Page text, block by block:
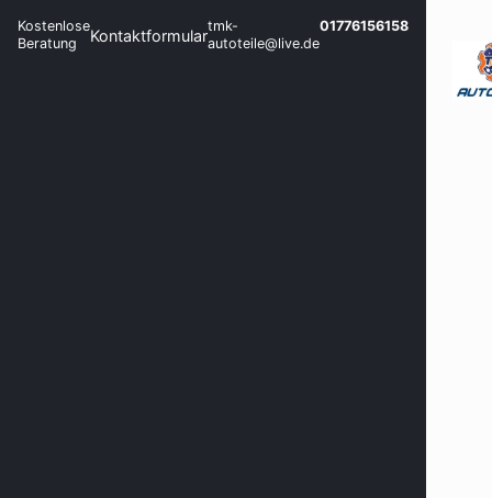
Kostenlose
Beratung
Kontaktformulartmk-
autoteile@live.de
01776156158